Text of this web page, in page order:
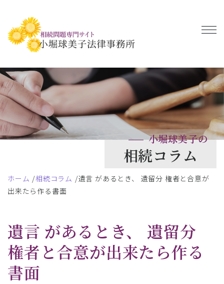
小堀球美子の
相続コラム
ホーム 相続コラム
遺言 があるとき、 遺留分 権者と合意が
出来たら作る書面
遺言 があるとき、 遺留分
権者と合意が出来たら作る
書面